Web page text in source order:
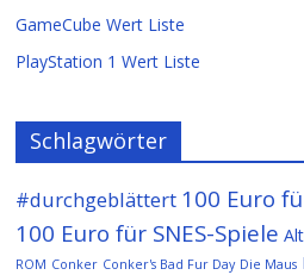
GameCube Wert Liste
PlayStation 1 Wert Liste
Schlagwörter
#durchgeblättert 100 Euro
100 Euro für SNES-Spiele
ROM Conker Conker's Bad Fur Day Die Maus